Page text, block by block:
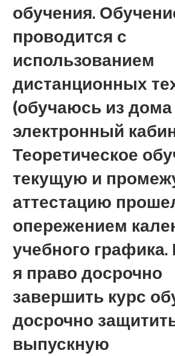
обучения.
проводится с
использованием
дистанционных
(обучаюсь из дома
электронный
Теоретическое
текущую и
аттестацию
опережением
учебного
я право досрочно
завершить курс
досрочно
выпускную